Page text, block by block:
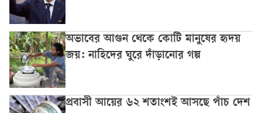
অভাবের আগুন থেকে কোটি মানুষের হৃদয়
জয়: নাহিদের ঘুরে দাঁড়ানোর গল্প
প্রবাসী আয়ের ৬২ শতাংশই আসছে পাঁচ দেশ